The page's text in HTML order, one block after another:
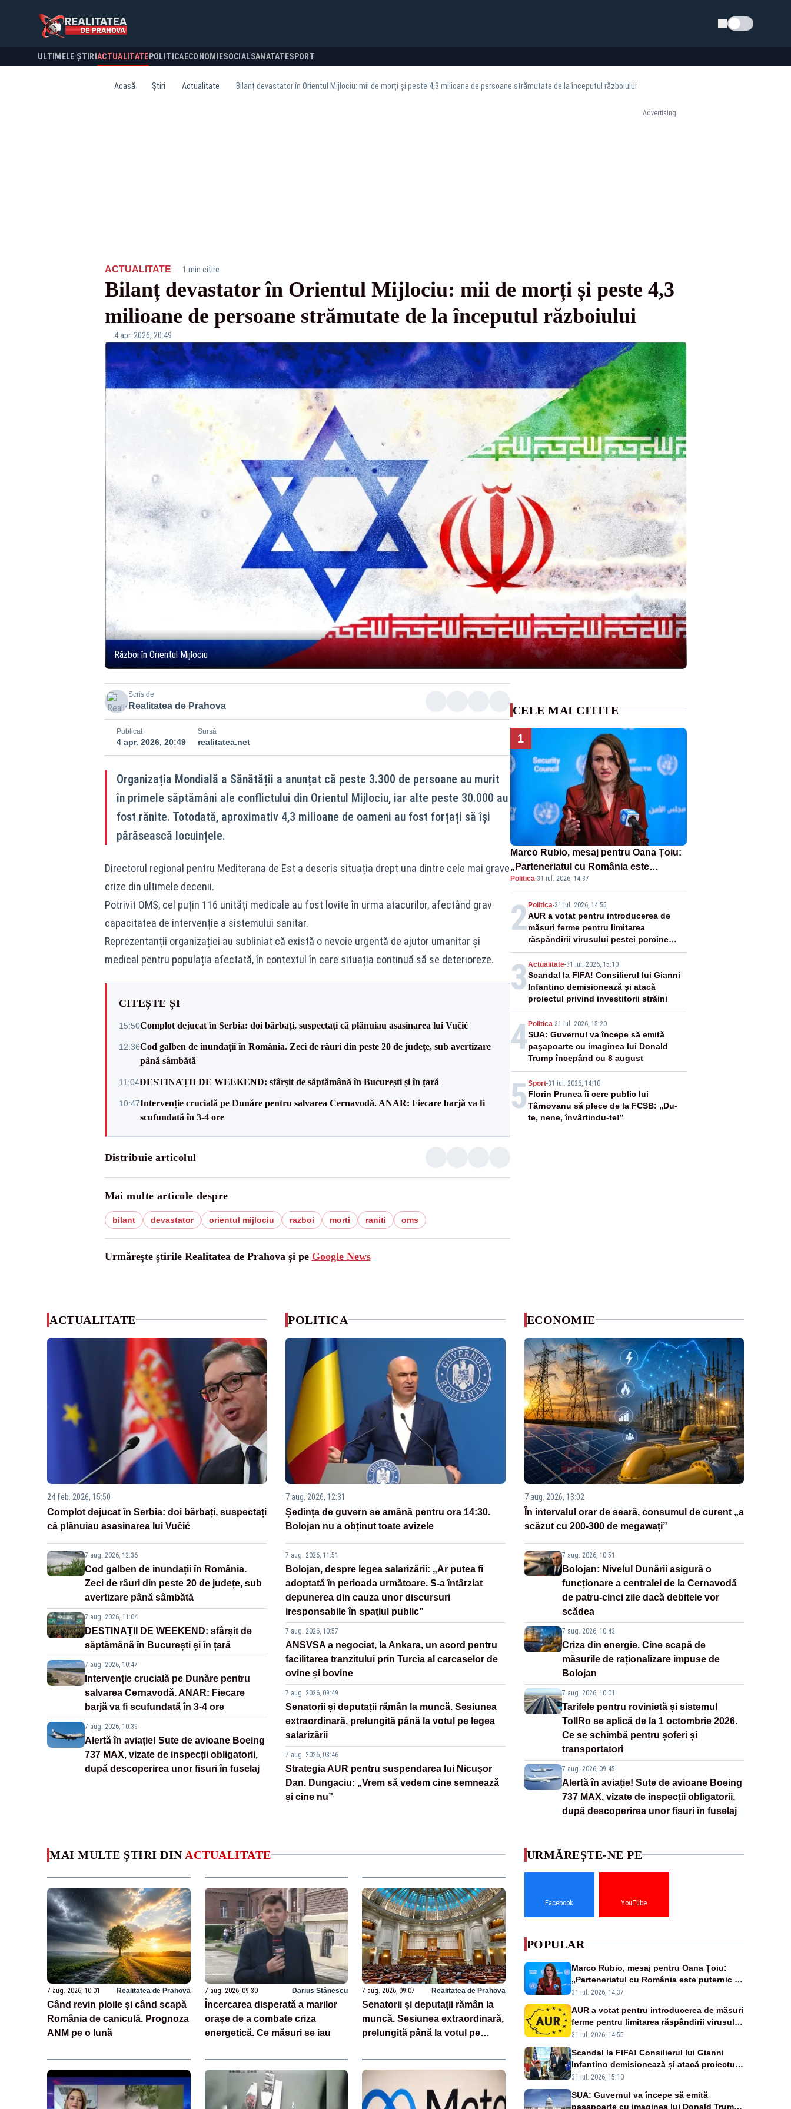
Schimba tema
ULTIMELE ȘTIRI ACTUALITATE POLITICA ECONOMIESOCIALSANATATESPORT
Acasă Știri Actualitate Bilanț devastator în Orientul Mijlociu: mii de morți și peste 4,3 milioane de persoane strămutate de la începutul războiului
Advertising
ACTUALITATE· 1 min citire
Bilanț devastator în Orientul Mijlociu: mii de morți și peste 4,3
milioane de persoane strămutate de la începutul războiului
4 apr. 2026, 20:49
Război în Orientul Mijlociu
Scris de
Realitatea de Prahova
Publicat
4 apr. 2026, 20:49
Sursă
realitatea.net
Organizația Mondială a Sănătății a anunțat că peste 3.300 de persoane au murit
în primele săptămâni ale conflictului din Orientul Mijlociu, iar alte peste 30.000 au
fost rănite. Totodată, aproximativ 4,3 milioane de oameni au fost forțați să își
părăsească locuințele.
Directorul regional pentru Mediterana de Est a descris situația drept una dintre cele mai grave
crize din ultimele decenii.
Potrivit OMS, cel puțin 116 unități medicale au fost lovite în urma atacurilor, afectând grav
capacitatea de intervenție a sistemului sanitar.
Reprezentanții organizației au subliniat că există o nevoie urgentă de ajutor umanitar și
medical pentru populația afectată, în contextul în care situația continuă să se deterioreze.
CITEȘTE ȘI
15:50Complot dejucat în Serbia: doi bărbați, suspectați că plănuiau asasinarea lui Vučić
12:36Cod galben de inundații în România. Zeci de râuri din peste 20 de județe, sub avertizare
până sâmbătă
11:04DESTINAȚII DE WEEKEND: sfârșit de săptămână în București și în țară
10:47Intervenție crucială pe Dunăre pentru salvarea Cernavodă. ANAR: Fiecare barjă va fi
scufundată în 3-4 ore
Distribuie articolul
Mai multe articole despre
bilant devastator orientul mijlociu razboi morti raniti oms
Urmărește știrile Realitatea de Prahova și pe Google News
CELE MAI CITITE
1
Marco Rubio, mesaj pentru Oana Țoiu:
„Parteneriatul cu România este
puternic și prețuit”
Politica·31 iul. 2026, 14:37
2Politica-31 iul. 2026, 14:55
AUR a votat pentru introducerea de
măsuri ferme pentru limitarea
răspândirii virusului pestei porcine
africane
3 Actualitate-31 iul. 2026, 15:10
Scandal la FIFA! Consilierul lui Gianni
Infantino demisionează și atacă
proiectul privind investitorii străini
4Politica-31 iul. 2026, 15:20
SUA: Guvernul va începe să emită
paşapoarte cu imaginea lui Donald
Trump începând cu 8 august
5 Sport-31 iul. 2026, 14:10
Florin Prunea îi cere public lui
Târnovanu să plece de la FCSB: „Du-
te, nene, învârtindu-te!”
ACTUALITATE
24 feb. 2026, 15:50
Complot dejucat în Serbia: doi bărbați, suspectați
că plănuiau asasinarea lui Vučić
7 aug. 2026, 12:36
Cod galben de inundații în România.
Zeci de râuri din peste 20 de județe, sub
avertizare până sâmbătă
7 aug. 2026, 11:04
DESTINAȚII DE WEEKEND: sfârșit de
săptămână în București și în țară
7 aug. 2026, 10:47
Intervenție crucială pe Dunăre pentru
salvarea Cernavodă. ANAR: Fiecare
barjă va fi scufundată în 3-4 ore
7 aug. 2026, 10:39
Alertă în aviație! Sute de avioane Boeing
737 MAX, vizate de inspecții obligatorii,
după descoperirea unor fisuri în fuselaj
POLITICA
7 aug. 2026, 12:31
Ședința de guvern se amână pentru ora 14:30.
Bolojan nu a obținut toate avizele
7 aug. 2026, 11:51
Bolojan, despre legea salarizării: „Ar putea fi
adoptată în perioada următoare. S-a întârziat
depunerea din cauza unor discursuri
iresponsabile în spaţiul public”
7 aug. 2026, 10:57
ANSVSA a negociat, la Ankara, un acord pentru
facilitarea tranzitului prin Turcia al carcaselor de
ovine și bovine
7 aug. 2026, 09:49
Senatorii și deputații rămân la muncă. Sesiunea
extraordinară, prelungită până la votul pe legea
salarizării
7 aug. 2026, 08:46
Strategia AUR pentru suspendarea lui Nicușor
Dan. Dungaciu: „Vrem să vedem cine semnează
și cine nu”
ECONOMIE
7 aug. 2026, 13:02
În intervalul orar de seară, consumul de curent „a
scăzut cu 200-300 de megawați”
7 aug. 2026, 10:51
Bolojan: Nivelul Dunării asigură o
funcționare a centralei de la Cernavodă
de patru-cinci zile dacă debitele vor
scădea
7 aug. 2026, 10:43
Criza din energie. Cine scapă de
măsurile de raționalizare impuse de
Bolojan
7 aug. 2026, 10:01
Tarifele pentru rovinietă și sistemul
TollRo se aplică de la 1 octombrie 2026.
Ce se schimbă pentru șoferi și
transportatori
7 aug. 2026, 09:45
Alertă în aviație! Sute de avioane Boeing
737 MAX, vizate de inspecții obligatorii,
după descoperirea unor fisuri în fuselaj
MAI MULTE ȘTIRI DIN ACTUALITATE
7 aug. 2026, 10:01 Realitatea de Prahova
Când revin ploile și când scapă
România de caniculă. Prognoza
ANM pe o lună
7 aug. 2026, 09:30 Darius Stănescu
Încercarea disperată a marilor
orașe de a combate criza
energetică. Ce măsuri se iau
7 aug. 2026, 09:07 Realitatea de Prahova
Senatorii și deputații rămân la
muncă. Sesiunea extraordinară,
prelungită până la votul pe
URMĂREȘTE-NE PE
Facebook YouTube
POPULAR
Marco Rubio, mesaj pentru Oana Țoiu:
„Parteneriatul cu România este puternic și
prețuit”
31 iul. 2026, 14:37
AUR a votat pentru introducerea de măsuri
ferme pentru limitarea răspândirii virusului
pestei porcine africane
31 iul. 2026, 14:55
Scandal la FIFA! Consilierul lui Gianni
Infantino demisionează și atacă proiectul
privind investitorii străini
31 iul. 2026, 15:10
SUA: Guvernul va începe să emită
paşapoarte cu imaginea lui Donald Trump